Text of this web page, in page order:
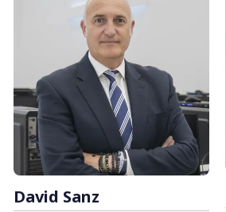
David Sanz